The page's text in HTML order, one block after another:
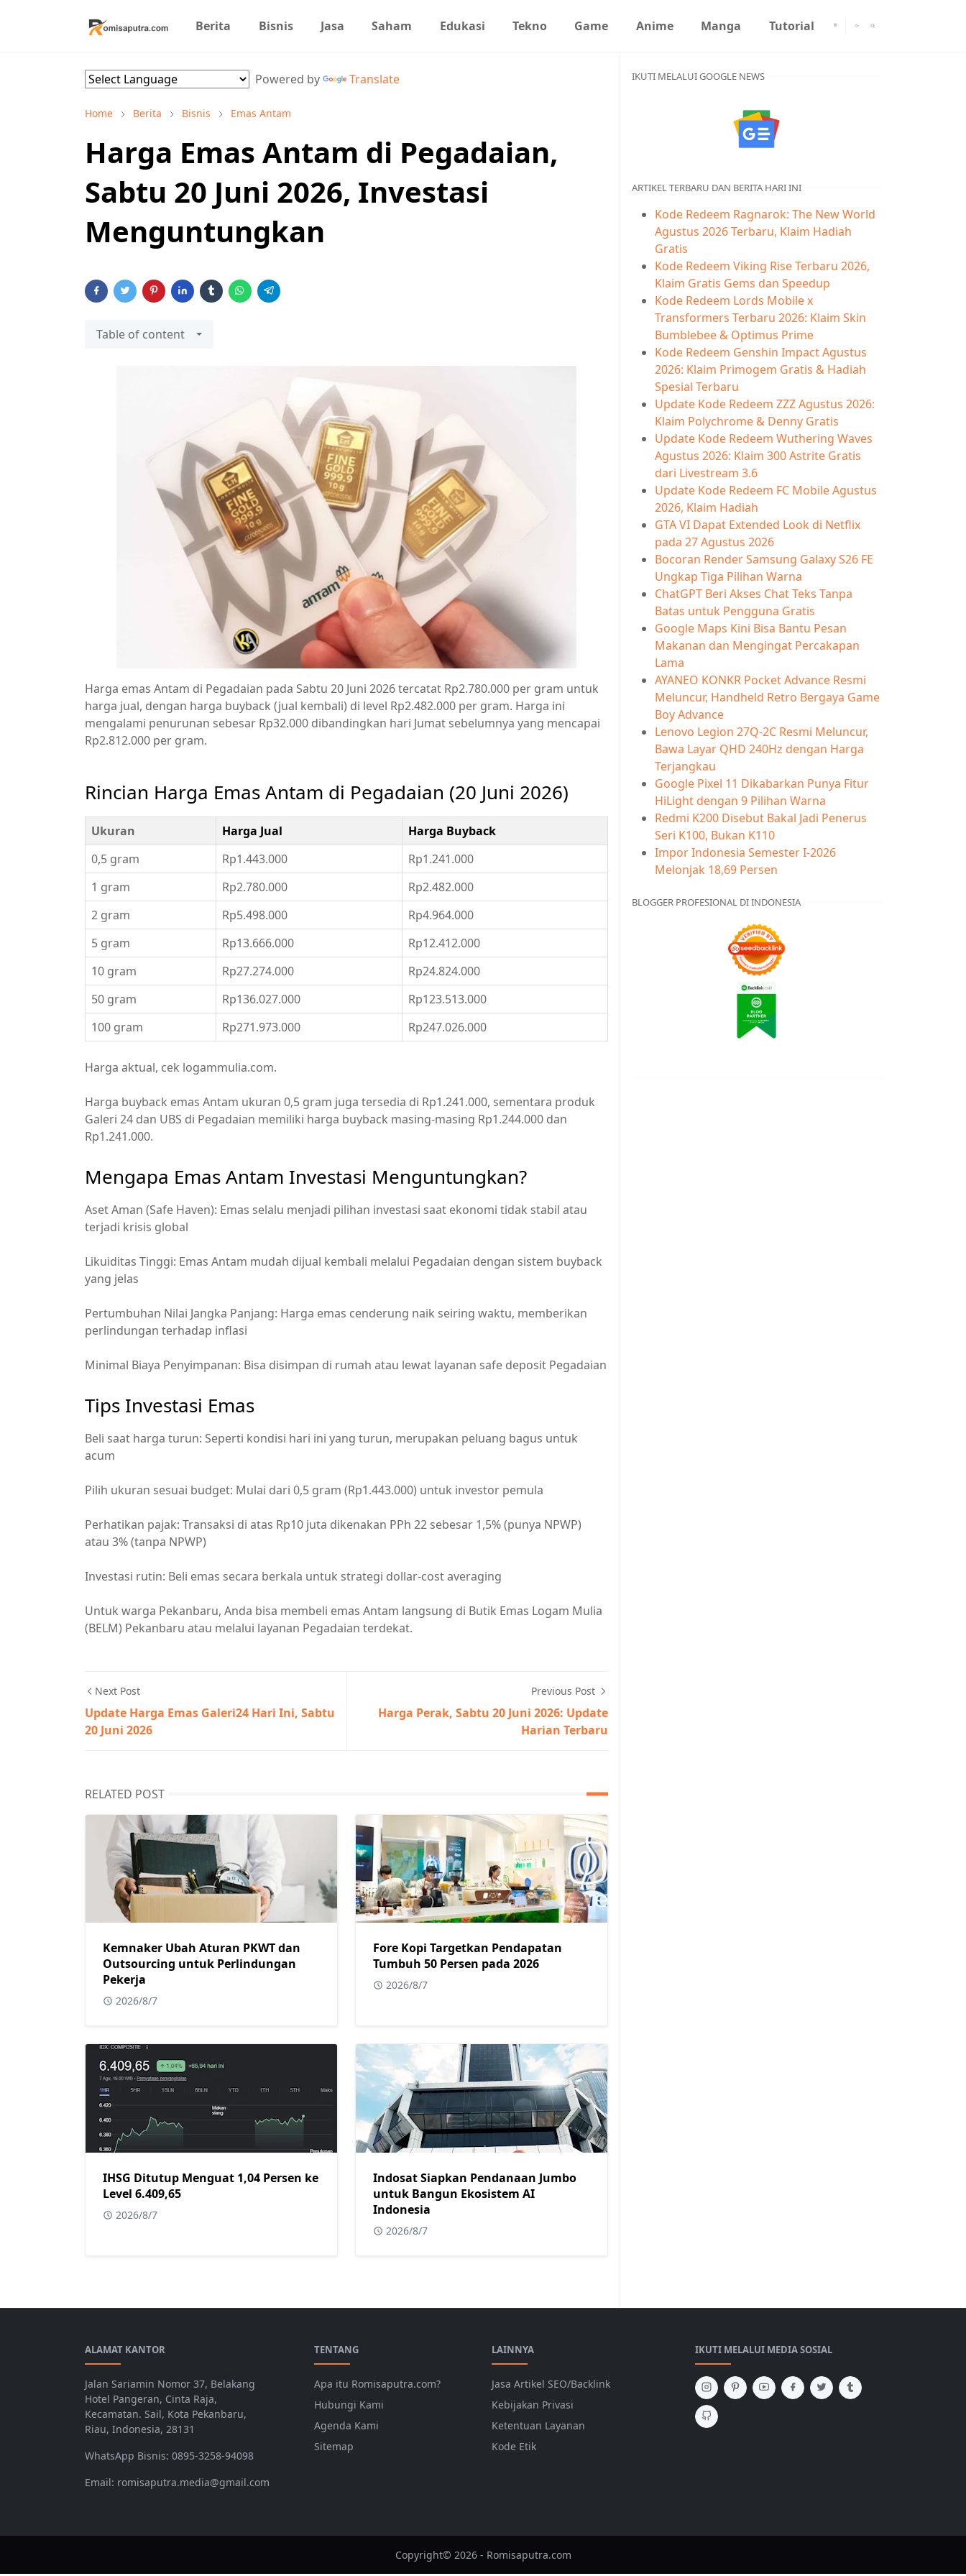
Berita Bisnis Jasa Saham Edukasi Tekno Game Anime Manga Tutorial
Powered by Translate
Home Berita Bisnis Emas Antam
Harga Emas Antam di Pegadaian,
Sabtu 20 Juni 2026, Investasi
Menguntungkan
Table of content
Harga emas Antam di Pegadaian pada Sabtu 20 Juni 2026 tercatat Rp2.780.000 per gram untuk
harga jual, dengan harga buyback (jual kembali) di level Rp2.482.000 per gram. Harga ini
mengalami penurunan sebesar Rp32.000 dibandingkan hari Jumat sebelumnya yang mencapai
Rp2.812.000 per gram.
Rincian Harga Emas Antam di Pegadaian (20 Juni 2026)
Ukuran Harga Jual
Harga Buyback
0,5 gram
Rp1.443.000
Rp1.241.000
1 gram
Rp2.780.000
Rp2.482.000
2 gram
Rp5.498.000
Rp4.964.000
5 gram
Rp13.666.000
Rp12.412.000
10 gram
Rp27.274.000
Rp24.824.000
50 gram
Rp136.027.000
Rp123.513.000
100 gram
Rp271.973.000 Rp247.026.000
Harga aktual, cek logammulia.com.
Harga buyback emas Antam ukuran 0,5 gram juga tersedia di Rp1.241.000, sementara produk
Galeri 24 dan UBS di Pegadaian memiliki harga buyback masing-masing Rp1.244.000 dan
Rp1.241.000.
Mengapa Emas Antam Investasi Menguntungkan?
Aset Aman (Safe Haven): Emas selalu menjadi pilihan investasi saat ekonomi tidak stabil atau
terjadi krisis global
Likuiditas Tinggi: Emas Antam mudah dijual kembali melalui Pegadaian dengan sistem buyback
yang jelas
Pertumbuhan Nilai Jangka Panjang: Harga emas cenderung naik seiring waktu, memberikan
perlindungan terhadap inflasi
Minimal Biaya Penyimpanan: Bisa disimpan di rumah atau lewat layanan safe deposit Pegadaian
Tips Investasi Emas
Beli saat harga turun: Seperti kondisi hari ini yang turun, merupakan peluang bagus untuk
acum
Pilih ukuran sesuai budget: Mulai dari 0,5 gram (Rp1.443.000) untuk investor pemula
Perhatikan pajak: Transaksi di atas Rp10 juta dikenakan PPh 22 sebesar 1,5% (punya NPWP)
atau 3% (tanpa NPWP)
Investasi rutin: Beli emas secara berkala untuk strategi dollar-cost averaging
Untuk warga Pekanbaru, Anda bisa membeli emas Antam langsung di Butik Emas Logam Mulia
(BELM) Pekanbaru atau melalui layanan Pegadaian terdekat.
Next Post
Update Harga Emas Galeri24 Hari Ini, Sabtu
20 Juni 2026
Previous Post
Harga Perak, Sabtu 20 Juni 2026: Update
Harian Terbaru
RELATED POST
Kemnaker Ubah Aturan PKWT dan
Outsourcing untuk Perlindungan
Pekerja
2026/8/7
Fore Kopi Targetkan Pendapatan
Tumbuh 50 Persen pada 2026
2026/8/7
IHSG Ditutup Menguat 1,04 Persen ke
Level 6.409,65
2026/8/7
Indosat Siapkan Pendanaan Jumbo
untuk Bangun Ekosistem AI
Indonesia
2026/8/7
IKUTI MELALUI GOOGLE NEWS
ARTIKEL TERBARU DAN BERITA HARI INI
Kode Redeem Ragnarok: The New World
Agustus 2026 Terbaru, Klaim Hadiah
Gratis
Kode Redeem Viking Rise Terbaru 2026,
Klaim Gratis Gems dan Speedup
Kode Redeem Lords Mobile x
Transformers Terbaru 2026: Klaim Skin
Bumblebee & Optimus Prime
Kode Redeem Genshin Impact Agustus
2026: Klaim Primogem Gratis & Hadiah
Spesial Terbaru
Update Kode Redeem ZZZ Agustus 2026:
Klaim Polychrome & Denny Gratis
Update Kode Redeem Wuthering Waves
Agustus 2026: Klaim 300 Astrite Gratis
dari Livestream 3.6
Update Kode Redeem FC Mobile Agustus
2026, Klaim Hadiah
GTA VI Dapat Extended Look di Netflix
pada 27 Agustus 2026
Bocoran Render Samsung Galaxy S26 FE
Ungkap Tiga Pilihan Warna
ChatGPT Beri Akses Chat Teks Tanpa
Batas untuk Pengguna Gratis
Google Maps Kini Bisa Bantu Pesan
Makanan dan Mengingat Percakapan
Lama
AYANEO KONKR Pocket Advance Resmi
Meluncur, Handheld Retro Bergaya Game
Boy Advance
Lenovo Legion 27Q-2C Resmi Meluncur,
Bawa Layar QHD 240Hz dengan Harga
Terjangkau
Google Pixel 11 Dikabarkan Punya Fitur
HiLight dengan 9 Pilihan Warna
Redmi K200 Disebut Bakal Jadi Penerus
Seri K100, Bukan K110
Impor Indonesia Semester I-2026
Melonjak 18,69 Persen
BLOGGER PROFESIONAL DI INDONESIA
ALAMAT KANTOR
Jalan Sariamin Nomor 37, Belakang
Hotel Pangeran, Cinta Raja,
Kecamatan. Sail, Kota Pekanbaru,
Riau, Indonesia, 28131
WhatsApp Bisnis: 0895-3258-94098
Email: romisaputra.media@gmail.com
TENTANG
Apa itu Romisaputra.com?
Hubungi Kami
Agenda Kami
Sitemap
LAINNYA
Jasa Artikel SEO/Backlink
Kebijakan Privasi
Ketentuan Layanan
Kode Etik
IKUTI MELALUI MEDIA SOSIAL
Copyright© 2026 - Romisaputra.com